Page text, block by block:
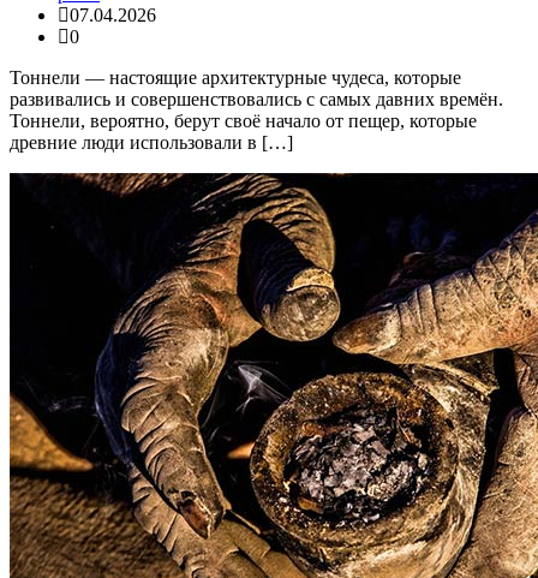
07.04.2026
0
Тоннели — настоящие архитектурные чудеса, которые
развивались и совершенствовались с самых давних времён.
Тоннели, вероятно, берут своё начало от пещер, которые
древние люди использовали в […]